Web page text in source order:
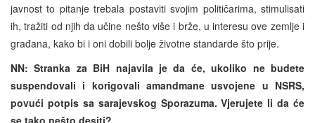
javnost to pitanje trebala postaviti svojim političarima, stimulisati
ih, tražiti od njih da učine nešto više i brže, u interesu ove zemlje i
građana, kako bi i oni dobili bolje životne standarde što prije.
NN: Stranka za BiH najavila je da će, ukoliko ne budete
suspendovali i korigovali amandmane usvojene u NSRS,
povući potpis sa sarajevskog Sporazuma. Vjerujete li da će
se tako nešto desiti?